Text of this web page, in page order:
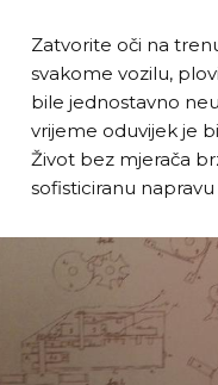
Zatvorite oči na
svakome vozilu,
bile jednostavno
vrijeme oduvijek je
Život bez mjerača
sofisticiranu